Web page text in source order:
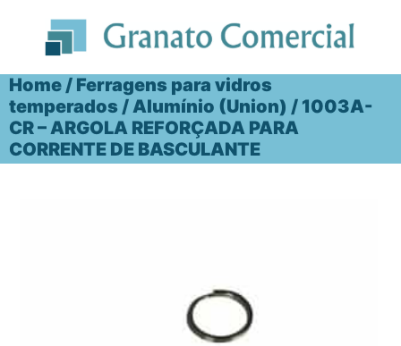
conteúdo
Home / Ferragens para vidros
temperados / Alumínio (Union) / 1003A-
CR – ARGOLA REFORÇADA PARA
CORRENTE DE BASCULANTE